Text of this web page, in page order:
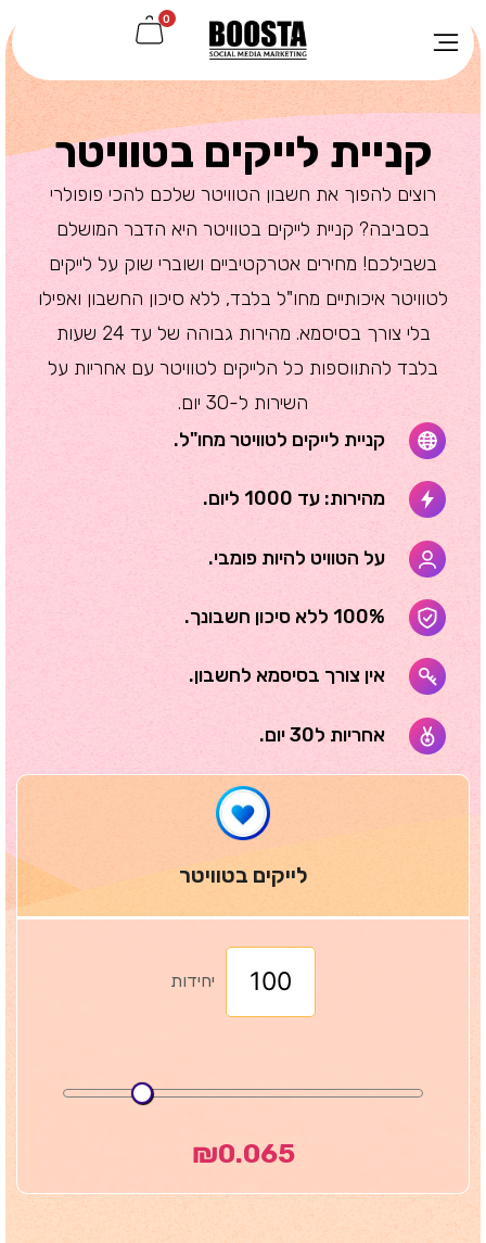
0
קניית לייקים בטוויטר
רוצים להפוך את חשבון הטוויטר שלכם להכי פופולרי
בסביבה? קניית לייקים בטוויטר היא הדבר המושלם
בשבילכם! מחירים אטרקטיביים ושוברי שוק על לייקים
לטוויטר איכותיים מחו"ל בלבד, ללא סיכון החשבון ואפילו
בלי צורך בסיסמא. מהירות גבוהה של עד 24 שעות
בלבד להתווספות כל הלייקים לטוויטר עם אחריות על
השירות ל-30 יום.
קניית לייקים לטוויטר מחו"ל.
מהירות: עד 1000 ליום.
על הטוויט להיות פומבי.
100% ללא סיכון חשבונך.
אין צורך בסיסמא לחשבון.
אחריות ל30 יום.
לייקים בטוויטר
יחידות
₪0.065